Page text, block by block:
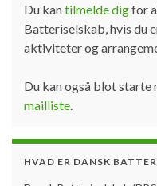
Du kantilmelde digfor
Batteriselskab, hvis du
aktiviteter og
Du kan også blot starte
mailliste.
HVAD ER DANSK